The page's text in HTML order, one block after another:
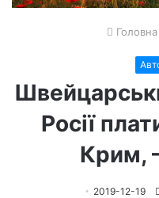
Головна
Росії
Крим,
2019-12-19